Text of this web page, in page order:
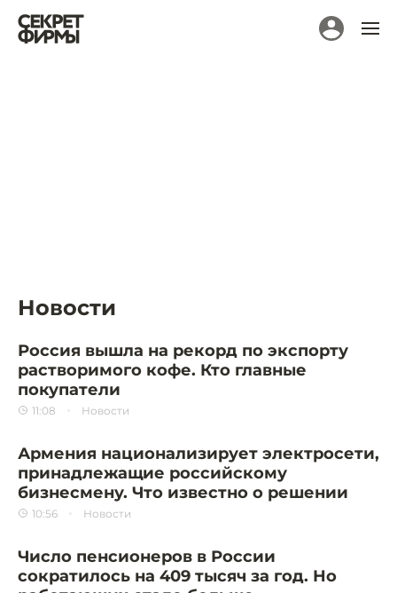
Новости
Россия вышла на рекорд по экспорту
растворимого кофе. Кто главные
покупатели
11:08 Новости
Армения национализирует электросети,
принадлежащие российскому
бизнесмену. Что известно о решении
10:56 Новости
Число пенсионеров в России
сократилось на 409 тысяч за год. Но